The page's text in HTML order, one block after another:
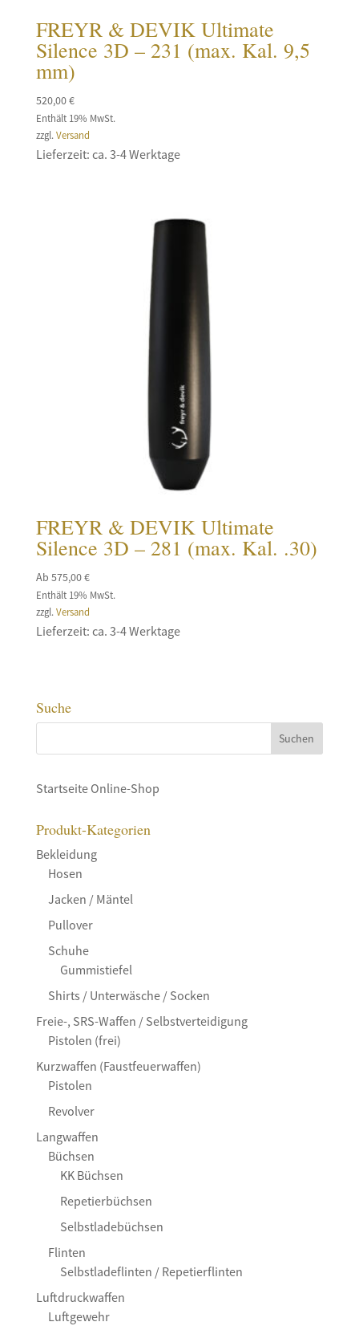
FREYR & DEVIK Ultimate
Silence 3D – 231 (max. Kal. 9,5
mm)
520,00€
Enthält 19% MwSt.
zzgl.Versand
Lieferzeit: ca. 3-4 Werktage
FREYR & DEVIK Ultimate
Silence 3D – 281 (max. Kal. .30)
Ab 575,00€
Enthält 19% MwSt.
zzgl. Versand
Lieferzeit: ca. 3-4 Werktage
Suche
Startseite Online-Shop
Produkt-Kategorien
Bekleidung
Hosen
Jacken / Mäntel
Pullover
Schuhe
Gummistiefel
Shirts / Unterwäsche / Socken
Freie-, SRS-Waffen / Selbstverteidigung
Pistolen (frei)
Kurzwaffen (Faustfeuerwaffen)
Pistolen
Revolver
Langwaffen
Büchsen
KK Büchsen
Repetierbüchsen
Selbstladebüchsen
Flinten
Selbstladeflinten / Repetierflinten
Luftdruckwaffen
Luftgewehr